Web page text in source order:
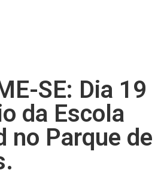
SE: Dia 19
da Escola
no Parque de